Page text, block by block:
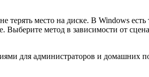
место на диске. В Windows
метод в зависимости от
для администраторов и домашних